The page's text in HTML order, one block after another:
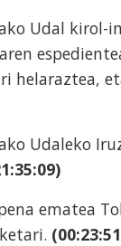
Udal
helaraztea,
Udaleko
ematea